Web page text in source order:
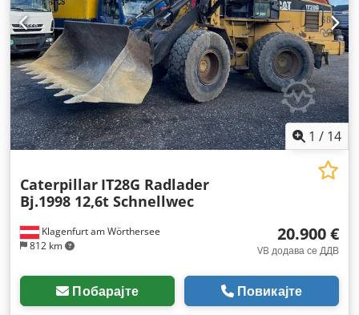
1 / 14
Klagenfurt am Wörthersee
812 km
Caterpillar IT28G Radlader
Bj.1998 12,6t Schnellwec
20.900 €
VB додава се ДДВ
Побарајте Повикајте